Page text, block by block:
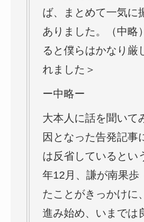
ば、まとめて一気に
ありました。（中略
ると僕らはかなり厳
れました＞
ー中略ー
大本人に話を聞いて
因となった告発記事
は反省しているとい
年12月、謙が南果歩
たことがきっかけに
進み始め、いまでは